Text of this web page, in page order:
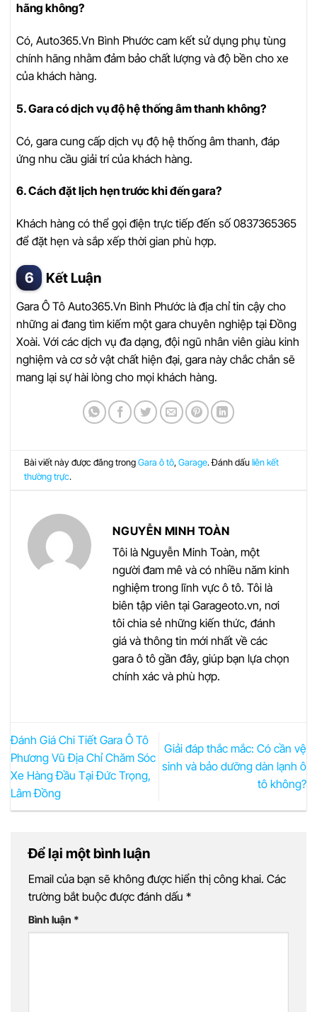
hãng không?
Có, Auto365.Vn Bình Phước cam kết sử dụng phụ tùng
chính hãng nhằm đảm bảo chất lượng và độ bền cho xe
của khách hàng.
5. Gara có dịch vụ độ hệ thống âm thanh không?
Có, gara cung cấp dịch vụ độ hệ thống âm thanh, đáp
ứng nhu cầu giải trí của khách hàng.
6. Cách đặt lịch hẹn trước khi đến gara?
Khách hàng có thể gọi điện trực tiếp đến số 0837365365
để đặt hẹn và sắp xếp thời gian phù hợp.
Kết Luận
Gara Ô Tô Auto365.Vn Bình Phước là địa chỉ tin cậy cho
những ai đang tìm kiếm một gara chuyên nghiệp tại Đồng
Xoài. Với các dịch vụ đa dạng, đội ngũ nhân viên giàu kinh
nghiệm và cơ sở vật chất hiện đại, gara này chắc chắn sẽ
mang lại sự hài lòng cho mọi khách hàng.
Bài viết này được đăng trongGara ô tô,Garage. Đánh dấuliên kết
thường trực.
NGUYỄN MINH TOÀN
Tôi là Nguyễn Minh Toàn, một
người đam mê và có nhiều năm kinh
nghiệm trong lĩnh vực ô tô. Tôi là
biên tập viên tại Garageoto.vn, nơi
tôi chia sẻ những kiến thức, đánh
giá và thông tin mới nhất về các
gara ô tô gần đây, giúp bạn lựa chọn
chính xác và phù hợp.
Đánh Giá Chi Tiết Gara Ô Tô
Phương Vũ Địa Chỉ Chăm Sóc
Xe Hàng Đầu Tại Đức Trọng,
Lâm Đồng
Giải đáp thắc mắc: Có cần vệ
sinh và bảo dưỡng dàn lạnh ô
tô không?
Để lại một bình luận
Email của bạn sẽ không được hiển thị công khai. Các
trường bắt buộc được đánh dấu *
Bình luận *